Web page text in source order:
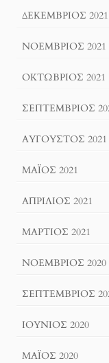
ΔΕΚΈΜΒΡΙΟΣ 2021
ΝΟΈΜΒΡΙΟΣ 2021
ΟΚΤΏΒΡΙΟΣ 2021
ΣΕΠΤΈΜΒΡΙΟΣ
ΑΎΓΟΥΣΤΟΣ 2021
ΜΆΙΟΣ 2021
ΑΠΡΊΛΙΟΣ 2021
ΜΆΡΤΙΟΣ 2021
ΝΟΈΜΒΡΙΟΣ 2020
ΣΕΠΤΈΜΒΡΙΟΣ
ΙΟΎΝΙΟΣ 2020
ΜΆΙΟΣ 2020